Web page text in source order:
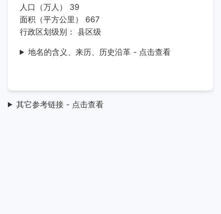
人口（万人） 39
面积（平方公里） 667
行政区划级别： 县区级
地名的含义、来历、历史沿革 - 点击查看
其它参考链接 - 点击查看